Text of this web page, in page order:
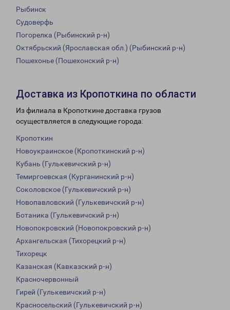
Рыбинск
Судоверфь
Погорелка (Рыбинский р-н)
Октябрьский (Ярославская обл.) (Рыбинский р-н)
Пошехонье (Пошехонский р-н)
Доставка из Кропоткина по области
Из филиала в Кропоткине доставка грузов
осуществляется в следующие города:
Кропоткин
Новоукраинское (Кропоткинский р-н)
Кубань (Гулькевичский р-н)
Темиргоевская (Курганинский р-н)
Соколовское (Гулькевичский р-н)
Новопавловский (Гулькевичский р-н)
Ботаника (Гулькевичский р-н)
Новопокровский (Новопокровский р-н)
Архангельская (Тихорецкий р-н)
Тихорецк
Казанская (Кавказский р-н)
Красночервонный
Гирей (Гулькевичский р-н)
Красносельский (Гулькевичский р-н)